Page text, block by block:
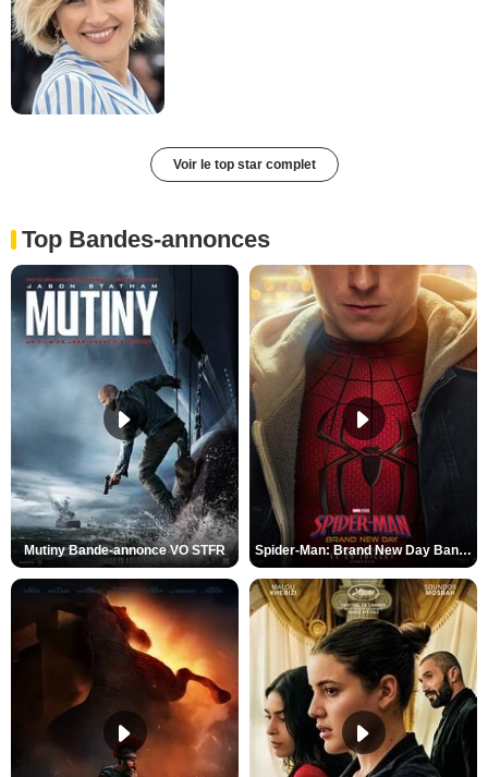
Voir le top star complet
Top Bandes-annonces
Mutiny Bande-annonce VO STFR Spider-Man: Brand New Day Bande-annonce VO STFR